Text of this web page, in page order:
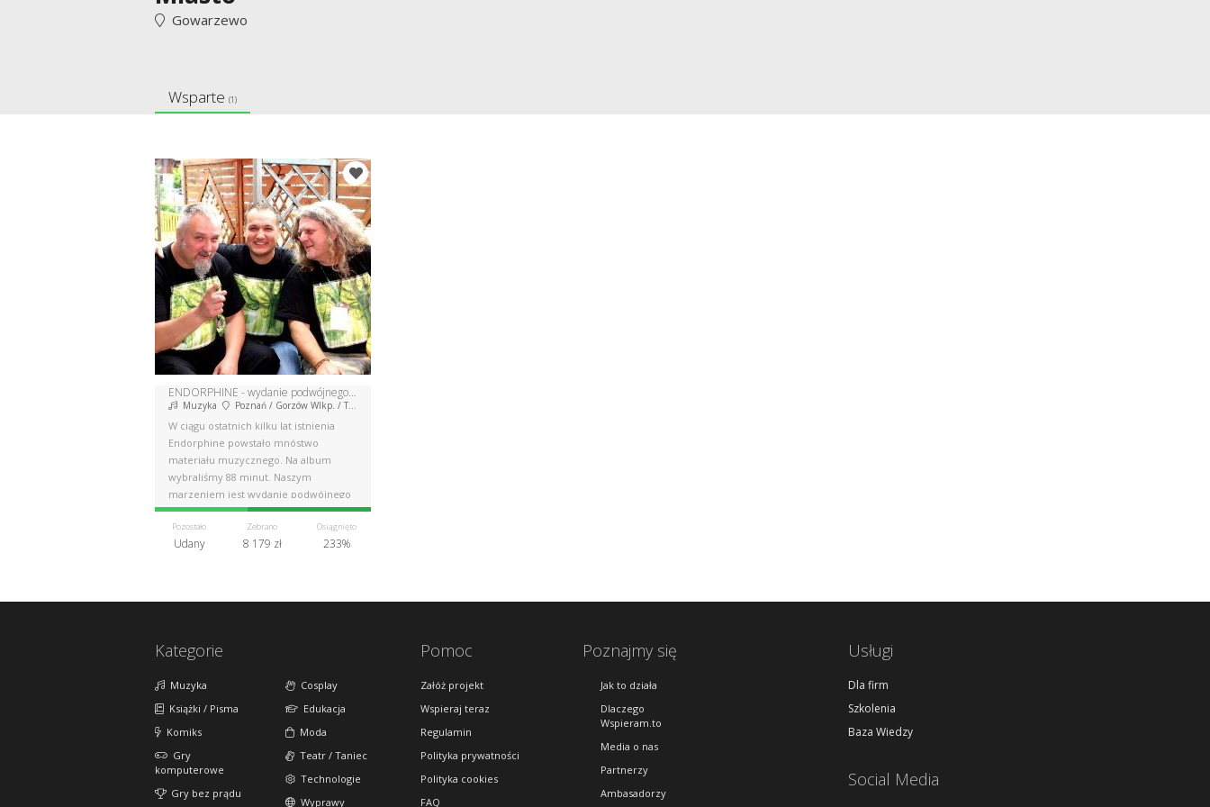
Gowarzewo
Wsparte (1)
ENDORPHINE - wydanie podwójnego cd
Muzyka Poznań / Gorzów Wlkp. / Toruń
W ciągu ostatnich kilku lat istnienia
Endorphine powstało mnóstwo
materiału muzycznego. Na album
wybraliśmy 88 minut. Naszym
marzeniem jest wydanie podwójnego
albumu cd.
Pozostało
Udany
Zebrano
8 179 zł
Osiągnięto
233%
Kategorie
Muzyka
Książki / Pisma
Komiks
Gry
komputerowe
Gry bez prądu
Cosplay
Edukacja
Moda
Teatr / Taniec
Technologie
Wyprawy
Pomoc
Załóż projekt
Wspieraj teraz
Regulamin
Polityka prywatności
Polityka cookies
FAQ
Poznajmy się
Jak to działa
Dlaczego
Wspieram.to
Media o nas
Partnerzy
Ambasadorzy
Usługi
Dla firm
Szkolenia
Baza Wiedzy
Social Media